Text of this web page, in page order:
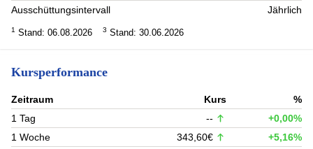
Ausschüttungsintervall Jährlich
1 Stand: 06.08.2026 3 Stand: 30.06.2026
Kursperformance
Zeitraum Kurs
%
1 Tag
--
+0,00%
1 Woche
343,60€
+5,16%